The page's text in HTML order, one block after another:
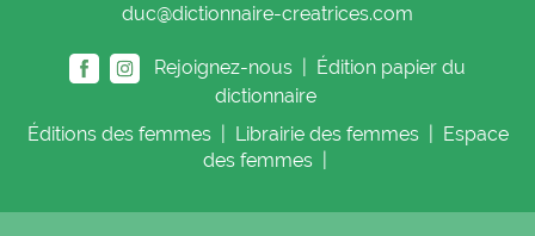
duc@dictionnaire-creatrices.com
Rejoignez-nous |
Édition papier du
dictionnaire
Éditions des femmes Librairie des femmes
Espace
des femmes